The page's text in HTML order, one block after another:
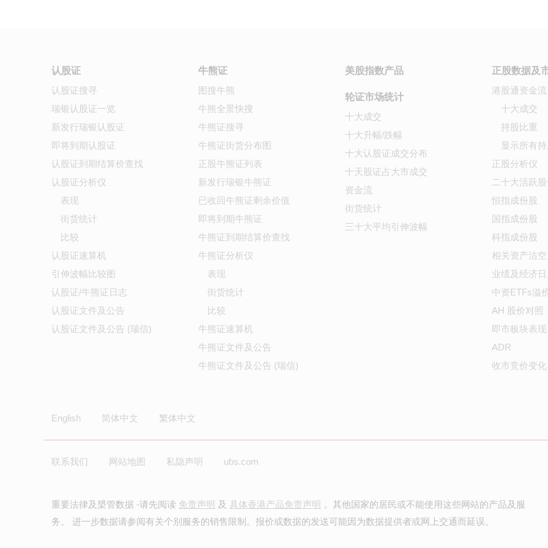
认股证
认股证搜寻
瑞银认股证一览
新发行瑞银认股证
即将到期认股证
认股证到期结算价查找
认股证分析仪
表现
街货统计
比较
认股证速算机
引伸波幅比较图
认股证/牛熊证日志
认股证文件及公告
认股证文件及公告 (瑞信)
牛熊证
图搜牛熊
牛熊全景快搜
牛熊证搜寻
牛熊证街货分布图
正股牛熊证列表
新发行瑞银牛熊证
已收回牛熊证剩余价值
即将到期牛熊证
牛熊证到期结算价查找
牛熊证分析仪
表现
街货统计
比较
牛熊证速算机
牛熊证文件及公告
牛熊证文件及公告 (瑞信)
美股指数产品
轮证市场统计
十大成交
十大升幅/跌幅
十大认股证成交分布
十天股证占大市成交
资金流
街货统计
三十大平均引伸波幅
正股数据及
港股通资金流
十大成交
持股比重
显示所有
正股分析仪
二十大活跃
恒指成份股
国指成份股
科指成份股
相关资产沽空
业绩及经济
中资ETFs溢
AH 股价对照
即市板块表现
ADR
收市竞价变化
English 简体中文 繁体中文
联系我们 网站地图 私隐声明 ubs.com
重要法律及槼管数据 -请先阅读 免责声明 及 具体香港产品免责声明 。其他国家的居民或不能使用这些网站的产品及服
务。 进一步数据请参阅有关个别服务的销售限制。报价或数据的发送可能因为数据提供者或网上交通而延误。